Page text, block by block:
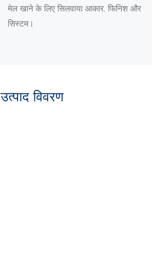
मेल खाने के लिए सिलवाया आकार, फिनिश और
सिस्टम।
उत्पाद विवरण